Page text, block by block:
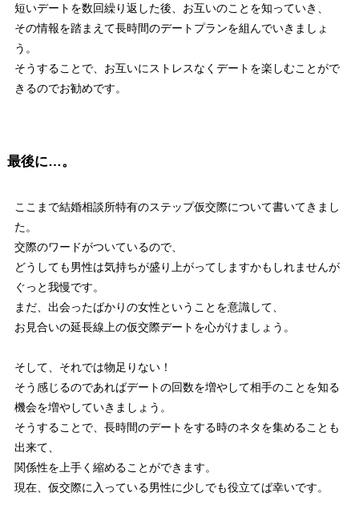
短いデートを数回繰り返した後、お互いのことを知っていき、
その情報を踏まえて長時間のデートプランを組んでいきましょ
う。
そうすることで、お互いにストレスなくデートを楽しむことがで
きるのでお勧めです。
最後に…。
ここまで結婚相談所特有のステップ仮交際について書いてきまし
た。
交際のワードがついているので、
どうしても男性は気持ちが盛り上がってしますかもしれませんが
ぐっと我慢です。
まだ、出会ったばかりの女性ということを意識して、
お見合いの延長線上の仮交際デートを心がけましょう。
そして、それでは物足りない！
そう感じるのであればデートの回数を増やして相手のことを知る
機会を増やしていきましょう。
そうすることで、長時間のデートをする時のネタを集めることも
出来て、
関係性を上手く縮めることができます。
現在、仮交際に入っている男性に少しでも役立てば幸いです。